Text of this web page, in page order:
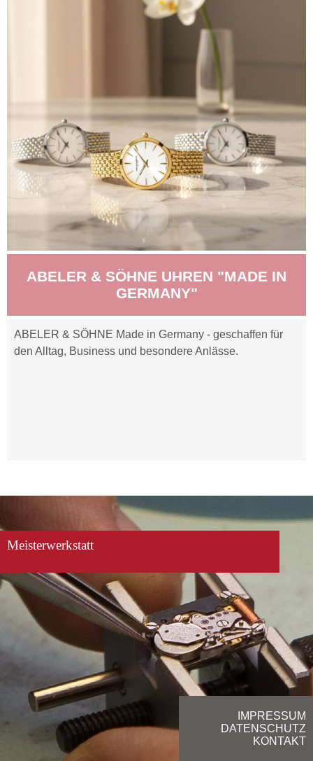
ABELER & SÖHNE UHREN "MADE IN
GERMANY"
ABELER & SÖHNE Made in Germany - geschaffen für
den Alltag, Business und besondere Anlässe.
IMPRESSUM
DATENSCHUTZ
KONTAKT
Meisterwerkstatt